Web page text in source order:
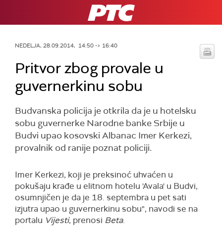
RTS
NEDELJA, 28.09.2014, 14:50 -> 16:40
Pritvor zbog provale u
guvernerkinu sobu
Budvanska policija je otkrila da je u hotelsku
sobu guvernerke Narodne banke Srbije u
Budvi upao kosovski Albanac Imer Kerkezi,
provalnik od ranije poznat policiji.
Imer Kerkezi, koji je preksinoć uhvaćen u
pokušaju krađe u elitnom hotelu 'Avala' u Budvi,
osumnjičen je da je 18. septembra u pet sati
izjutra upao u guvernerkinu sobu", navodi se na
portalu Vijesti, prenosi Beta.